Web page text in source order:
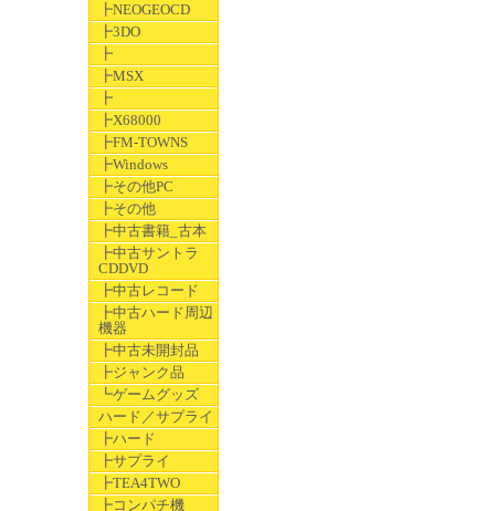
┣NEOGEOCD
┣3DO
┣
┣MSX
┣
┣X68000
┣FM-TOWNS
┣Windows
┣その他PC
┣その他
┣中古書籍_古本
┣中古サントラ
CDDVD
┣中古レコード
┣中古ハード周辺
機器
┣中古未開封品
┣ジャンク品
┗ゲームグッズ
ハード／サプライ
┣ハード
┣サプライ
┣TEA4TWO
┣コンパチ機